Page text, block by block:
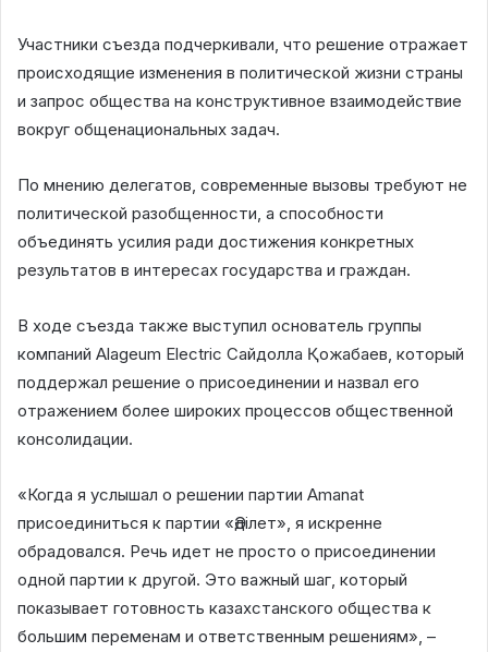
Участники съезда подчеркивали, что решение отражает
происходящие изменения в политической жизни страны
и запрос общества на конструктивное взаимодействие
вокруг общенациональных задач.
По мнению делегатов, современные вызовы требуют не
политической разобщенности, а способности
объединять усилия ради достижения конкретных
результатов в интересах государства и граждан.
В ходе съезда также выступил основатель группы
компаний Alageum Electric Сайдолла Қожабаев, который
поддержал решение о присоединении и назвал его
отражением более широких процессов общественной
консолидации.
«Когда я услышал о решении партии Amanat
присоединиться к партии «Әділет», я искренне
обрадовался. Речь идет не просто о присоединении
одной партии к другой. Это важный шаг, который
показывает готовность казахстанского общества к
большим переменам и ответственным решениям», –